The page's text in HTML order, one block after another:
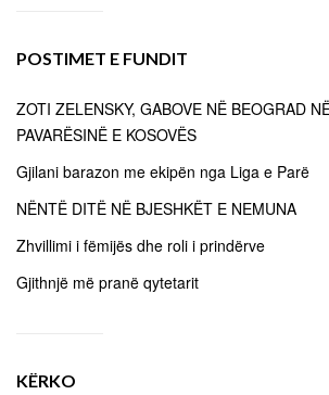
POSTIMET E FUNDIT
ZOTI ZELENSKY, GABOVE NË BEOGRAD
PAVARËSINË E KOSOVËS
Gjilani barazon me ekipën nga Liga e Parë
NËNTË DITË NË BJESHKËT E NEMUNA
Zhvillimi i fëmijës dhe roli i prindërve
Gjithnjë më pranë qytetarit
KËRKO